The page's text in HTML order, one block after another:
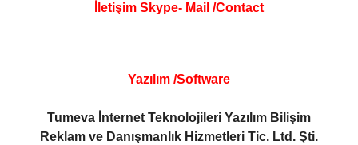
İletişim Skype- Mail /Contact
Yazılım /Software
Tumeva İnternet Teknolojileri Yazılım Bilişim
Reklam ve Danışmanlık Hizmetleri Tic. Ltd. Şti.